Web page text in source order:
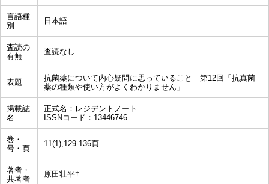
言語種
別
日本語
査読の
有無
査読なし
表題
抗菌薬について内心疑問に思っていること 第12回「抗真菌
薬の種類や使い方がよくわかりません」
掲載誌
名
正式名：レジデントノート
ISSNコード：13446746
巻・
号・頁
11(1),129-136頁
著者・
共著者
原田壮平†